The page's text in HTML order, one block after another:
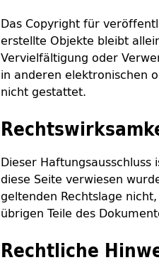
Das Copyright für
erstellte Objekte bleibt
Vervielfältigung oder
in anderen elektronischen
nicht gestattet.
Dieser
diese Seite verwiesen
geltenden Rechtslage
übrigen Teile des
Rechtliche